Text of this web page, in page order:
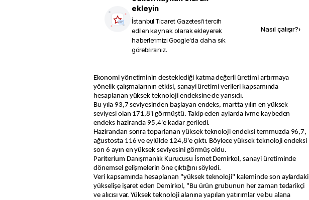
ekleyin
İstanbul Ticaret Gazetesi'i tercih
edilen kaynak olarak ekleyerek
haberlerimizi Google'da daha sık
görebilirsiniz.
Nasıl çalışır?›
Ekonomi yönetiminin desteklediği katma değerli üretimi artırmaya
yönelik çalışmalarının etkisi, sanayi üretimi verileri kapsamında
hesaplanan yüksek teknoloji endeksine de yansıdı.
Bu yıla 93,7 seviyesinden başlayan endeks, martta yılın en yüksek
seviyesi olan 171,8'i görmüştü. Takip eden aylarda ivme kaybeden
endeks haziranda 95,4'e kadar geriledi.
Hazirandan sonra toparlanan yüksek teknoloji endeksi temmuzda 96,7,
ağustosta 116 ve eylülde 124,8'e çıktı. Böylece yüksek teknoloji endeksi
son 6 ayın en yüksek seviyesini görmüş oldu.
Pariterium Danışmanlık Kurucusu İsmet Demirkol, sanayi üretiminde
dönemsel gelişmelerin öne çıktığını söyledi.
Veri kapsamında hesaplanan "yüksek teknoloji" kaleminde son aylardaki
yükselişe işaret eden Demirkol, "Bu ürün grubunun her zaman tedarikçi
ve alıcısı var. Yüksek teknoloji alanına yapılan yatırımlar ve bu alana